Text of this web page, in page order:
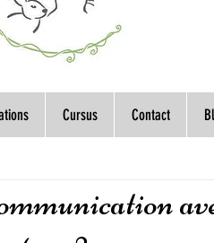
Cursus Contact